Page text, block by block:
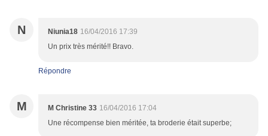
N Niunia18 16/04/2016 17:39
Un prix très mérité!! Bravo.
Répondre
M M Christine 33 16/04/2016 17:04
Une récompense bien méritée, ta broderie était superbe;